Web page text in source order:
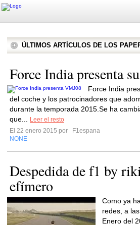
ÚLTIMOS ARTÍCULOS DE LOS
Force India presenta
Force India
del coche y los patrocinadores que
durante la temporada 2015.Se ha
que...
Leer el resto
El 22 enero 2015 por
F1espana
NONE
Despedida de f1 by
efímero
Como ya
redes, a
Enero del